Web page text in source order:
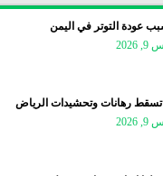
عودة التوتر في اليمن
رهانات وتحشيدات الرياض